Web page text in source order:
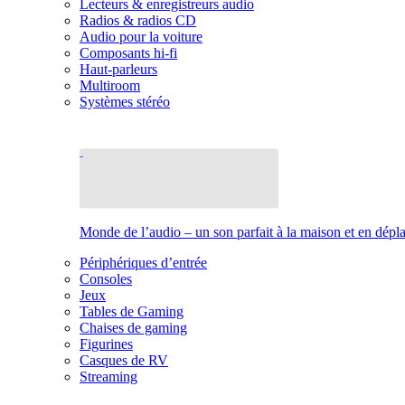
Lecteurs & enregistreurs audio
Radios & radios CD
Audio pour la voiture
Composants hi-fi
Haut-parleurs
Multiroom
Systèmes stéréo
Monde de l’audio – un son parfait à la maison et en
Périphériques d’entrée
Consoles
Jeux
Tables de Gaming
Chaises de gaming
Figurines
Casques de RV
Streaming